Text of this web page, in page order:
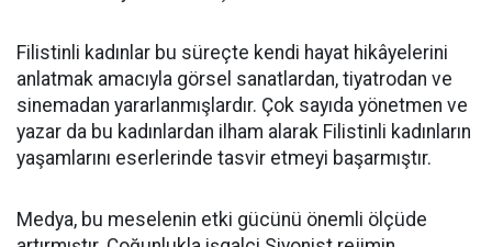
Filistinli kadınlar bu süreçte kendi hayat hikâyelerini
anlatmak amacıyla görsel sanatlardan, tiyatrodan ve
sinemadan yararlanmışlardır. Çok sayıda yönetmen ve
yazar da bu kadınlardan ilham alarak Filistinli kadınların
yaşamlarını eserlerinde tasvir etmeyi başarmıştır.
Medya, bu meselenin etki gücünü önemli ölçüde